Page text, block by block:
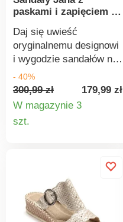
paskami i zapięciem na
Daj się uwieść
oryginalnemu designowi
i wygodzie sandałów na
pasku Jana. 3 paski z
przodu (biały, srebrny i
złoty). Pasek na rzep
wokół kostki. Klinowy
obcas z błyszczącym
materiału PET.
- 40%
300,99 zł
179,99 zł
W magazynie 3
szt.